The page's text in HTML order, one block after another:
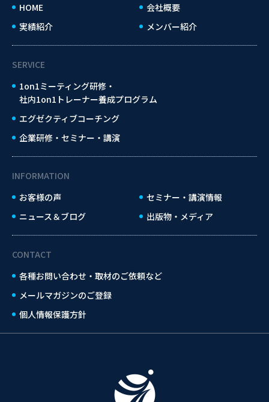
HOME
会社概要
実績紹介
メンバー紹介
SERVICE
1on1ミーティング研修・
社内1on1トレーナー養成プログラム
エグゼクティブコーチング
企業研修・セミナー・講演
INFORMATION
お客様の声
セミナー・講演情報
ニュース＆ブログ
出版物・メディア
CONTACT
各種お問い合わせ・取材のご依頼など
メールマガジンのご登録
個人情報保護方針